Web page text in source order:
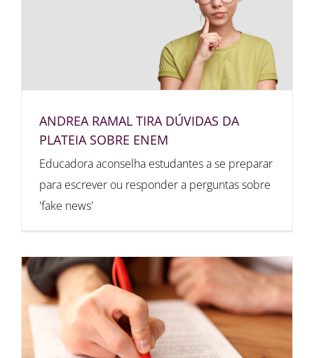
ANDREA RAMAL TIRA DÚVIDAS DA
PLATEIA SOBRE ENEM
Educadora aconselha estudantes a se preparar
para escrever ou responder a perguntas sobre
'fake news'